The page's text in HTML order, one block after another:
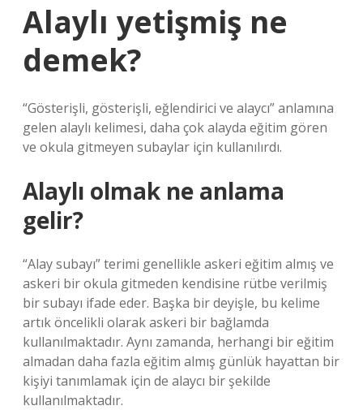
Alaylı yetişmiş ne
demek?
“Gösterişli, gösterişli, eğlendirici ve alaycı” anlamına
gelen alaylı kelimesi, daha çok alayda eğitim gören
ve okula gitmeyen subaylar için kullanılırdı.
Alaylı olmak ne anlama
gelir?
“Alay subayı” terimi genellikle askeri eğitim almış ve
askeri bir okula gitmeden kendisine rütbe verilmiş
bir subayı ifade eder. Başka bir deyişle, bu kelime
artık öncelikli olarak askeri bir bağlamda
kullanılmaktadır. Aynı zamanda, herhangi bir eğitim
almadan daha fazla eğitim almış günlük hayattan bir
kişiyi tanımlamak için de alaycı bir şekilde
kullanılmaktadır.